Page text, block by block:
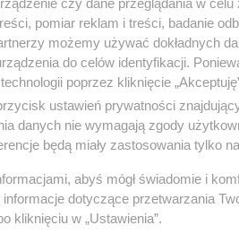
Media nadal mogą
7 stycznia przez agenta
Odkąd Trump rozpoczął
i zatrzymało prawie 69 000
pomiar reklam i treści, badanie
możemy używać dokładnych
do celów identyfikacji.
poprzez kliknięcie
ustawień prywatności
danych nie wymagają zgody
będą miały zastosowania tylko
abyś mógł świadomie i
informacje dotyczące przetwarzania
kliknięciu w „Ustawienia”.